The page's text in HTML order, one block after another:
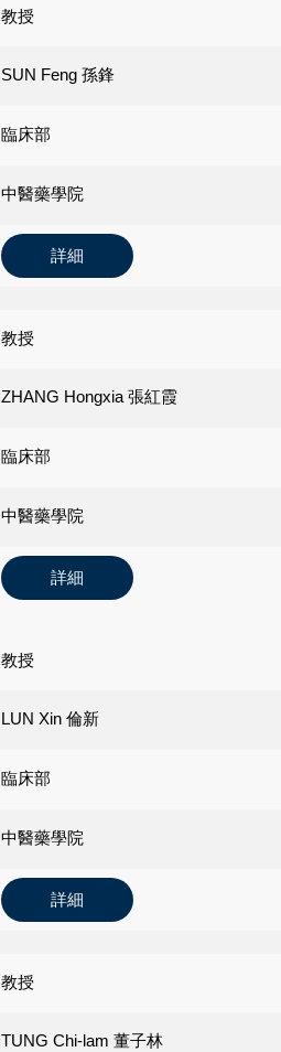
教授
SUN Feng 孫鋒
臨床部
中醫藥學院
詳細
教授
ZHANG Hongxia 張紅霞
臨床部
中醫藥學院
詳細
教授
LUN Xin 倫新
臨床部
中醫藥學院
詳細
教授
TUNG Chi-lam 董子林